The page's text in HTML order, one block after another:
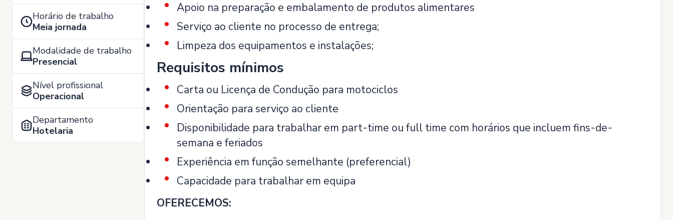
Horário de trabalho
Meia jornada
Modalidade de trabalho
Presencial
Nível profissional
Operacional
Departamento
Hotelaria
Apoio na preparação e embalamento de produtos alimentares
Serviço ao cliente no processo de entrega;
Limpeza dos equipamentos e instalações;
Requisitos mínimos
Carta ou Licença de Condução para motociclos
Orientação para serviço ao cliente
Disponibilidade para trabalhar em part-time ou full time com horários que incluem fins-de-
semana e feriados
Experiência em função semelhante (preferencial)
Capacidade para trabalhar em equipa
OFERECEMOS: